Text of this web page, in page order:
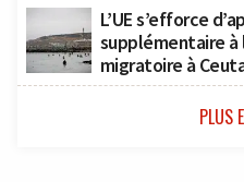
L’UE s’efforce
supplémentaire à
migratoire à
PLUS